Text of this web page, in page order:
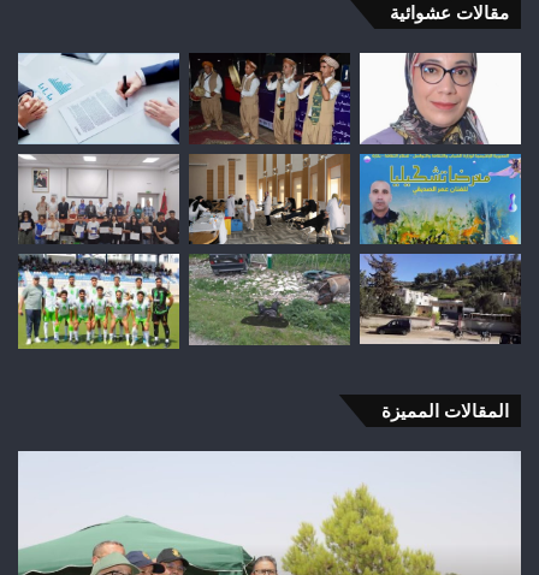
مقالات عشوائية
المقالات المميزة
النضالي